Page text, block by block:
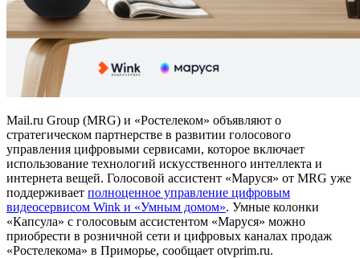
Mail.ru Group (MRG) и «Ростелеком» объявляют о
стратегическом партнерстве в развитии голосового
управления цифровыми сервисами, которое включает
использование технологий искусственного интеллекта и
интернета вещей. Голосовой ассистент «Маруся» от MRG уже
поддерживает полноценное управление цифровым
видеосервисом Wink и «Умным домом». Умные колонки
«Капсула» с голосовым ассистентом «Маруся» можно
приобрести в розничной сети и цифровых каналах продаж
«Ростелекома» в Приморье, сообщает otvprim.ru.